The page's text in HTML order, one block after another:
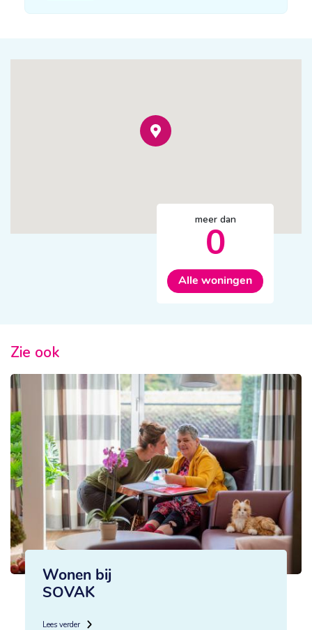
meer dan
0
Alle woningen
Zie ook
Wonen bij
SOVAK
Lees verder